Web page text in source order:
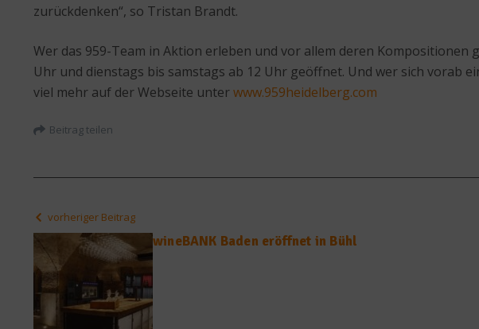
zurückdenken“, so Tristan Brandt.
Wer das 959-Team in Aktion erleben und vor allem deren
Uhr und dienstags bis samstags ab 12 Uhr geöffnet. Und wer sich vorab
viel mehr auf der Webseite unterwww.959heidelberg.com
Beitrag teilen
vorheriger Beitrag
wineBANK Baden eröffnet in Bühl